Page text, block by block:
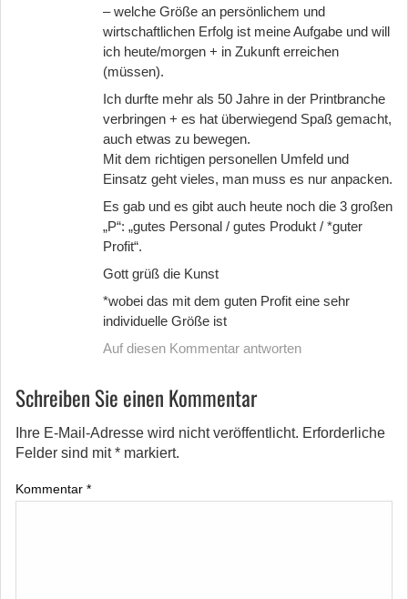
– welche Größe an persönlichem und
wirtschaftlichen Erfolg ist meine Aufgabe und will
ich heute/morgen + in Zukunft erreichen
(müssen).
Ich durfte mehr als 50 Jahre in der Printbranche
verbringen + es hat überwiegend Spaß gemacht,
auch etwas zu bewegen.
Mit dem richtigen personellen Umfeld und
Einsatz geht vieles, man muss es nur anpacken.
Es gab und es gibt auch heute noch die 3 großen
„P“: „gutes Personal / gutes Produkt / *guter
Profit“.
Gott grüß die Kunst
*wobei das mit dem guten Profit eine sehr
individuelle Größe ist
Auf diesen Kommentar antworten
Schreiben Sie einen Kommentar
Ihre E-Mail-Adresse wird nicht veröffentlicht. Erforderliche
Felder sind mit* markiert.
Kommentar *